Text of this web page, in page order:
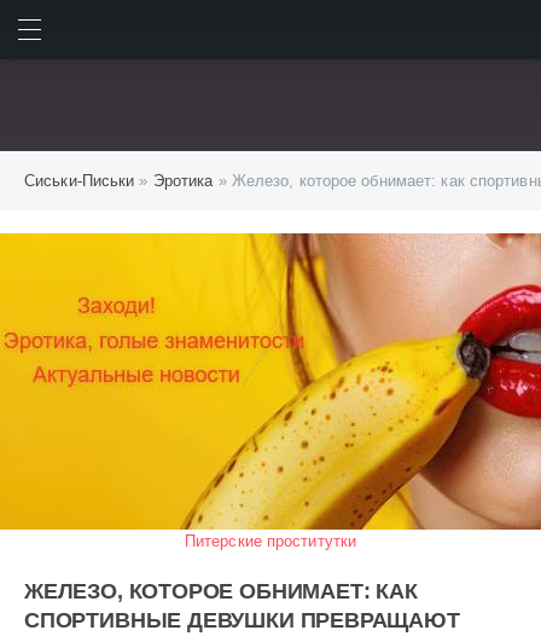
Сиськи-Письки » Эротика» Железо, которое обнимает: как
Питерские проститутки
ЖЕЛЕЗО, КОТОРОЕ ОБНИМАЕТ: КАК
СПОРТИВНЫЕ ДЕВУШКИ ПРЕВРАЩАЮТ